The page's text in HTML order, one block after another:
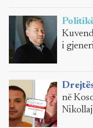
i
në